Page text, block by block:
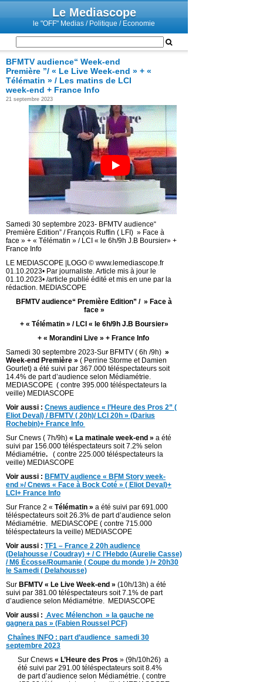
Le Mediascope
le "OFF" Medias / Politique / Economie
BFMTV audience“ Week-end
Première ”/ « Le Live Week-end » + «
Télématin » / Les matins de LCI
week-end + France Info
21 septembre 2023
Samedi 30 septembre 2023- BFMTV audience“
Première Edition” / François Ruffin ( LFI) » Face à
face » + « Télématin » / LCI « le 6h/9h J.B Boursier» +
France Info
LE MEDIASCOPE |LOGO © www.lemediascope.fr
01.10.2023• Par journaliste. Article mis à jour le
01.10.2023• /article publié édité et mis en une par la
rédaction. MEDIASCOPE
BFMTV audience“ Première Edition” / » Face à
face »
+ « Télématin » / LCI « le 6h/9h J.B Boursier»
+ « Morandini Live » + France Info
Samedi 30 septembre 2023-Sur BFMTV ( 6h /9h) »
Week-end Première » ( Perrine Storme et Damien
Gourlet) a été suivi par 367.000 téléspectateurs soit
14.4% de part d’audience selon Médiamétrie.
MEDIASCOPE ( contre 395.000 téléspectateurs la
veille) MEDIASCOPE
Voir aussi : Cnews audience « l’Heure des Pros 2” (
Eliot Deval) / BFMTV ( 20h)/ LCI 20h » (Darius
Rochebin)+ France Info
Sur Cnews ( 7h/9h) « La matinale week-end » a été
suivi par 156.000 téléspectateurs soit 7.2% selon
Médiamétrie. ( contre 225.000 téléspectateurs la
veille) MEDIASCOPE
Voir aussi : BFMTV audience « BFM Story week-
end »/ Cnews « Face à Bock Coté » ( Eliot Deval)+
LCI+ France Info
Sur France 2 « Télématin » a été suivi par 691.000
téléspectateurs soit 26.3% de part d’audience selon
Médiamétrie. MEDIASCOPE ( contre 715.000
téléspectateurs la veille) MEDIASCOPE
Voir aussi : TF1 – France 2 20h audience
(Delahousse / Coudray) + / C l’Hebdo (Aurelie Casse)
/ M6 Écosse/Roumanie ( Coupe du monde ) /+ 20h30
le Samedi ( Delahousse)
Sur BFMTV « Le Live Week-end » (10h/13h) a été
suivi par 381.00 téléspectateurs soit 7.1% de part
d’audience selon Médiamétrie. MEDIASCOPE
Voir aussi : Avec Mélenchon » la gauche ne
gagnera pas » (Fabien Roussel PCF)
Chaînes INFO : part d’audience samedi 30
septembre 2023
Sur Cnews « L’Heure des Pros » (9h/10h26) a
été suivi par 291.00 téléspectateurs soit 8.4%
de part d’audience selon Médiamétrie. ( contre